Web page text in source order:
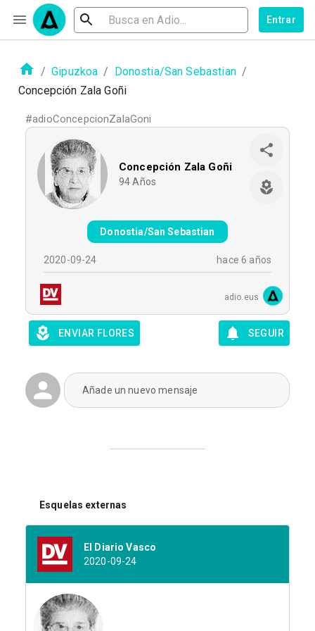
Entrar
/ Gipuzkoa / Donostia/San Sebastian /
Concepción Zala Goñi
#adioConcepcionZalaGoni
Concepción Zala Goñi
94 Años
Donostia/San Sebastian
2020-09-24 hace 6 años
adio.eus
ENVIAR FLORES SEGUIR
Añade un nuevo mensaje
Esquelas externas
El Diario Vasco
2020-09-24